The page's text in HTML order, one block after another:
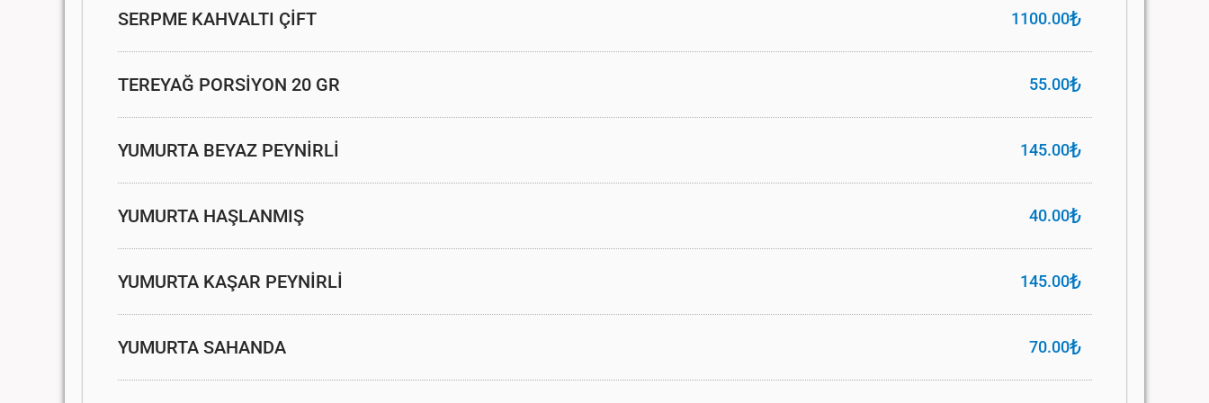
SERPME KAHVALTI ÇİFT 1100.00₺
TEREYAĞ PORSİYON 20 GR 55.00₺
YUMURTA BEYAZ PEYNİRLİ 145.00₺
YUMURTA HAŞLANMIŞ 40.00₺
YUMURTA KAŞAR PEYNİRLİ 145.00₺
YUMURTA SAHANDA 70.00₺